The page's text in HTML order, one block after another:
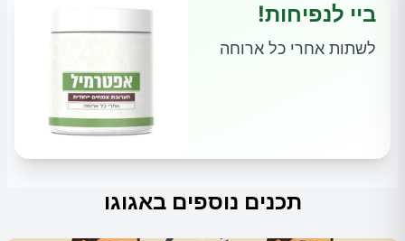
ביי לנפיחות!
לשתות אחרי כל ארוחה
תכנים נוספים באגוגו